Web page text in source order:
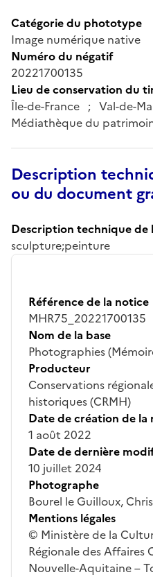
Catégorie du phototype
Image numérique native
Numéro du négatif
20221700135
Lieu de conservation du
Île-de-France ; Val-de-
Médiathèque du
Description
ou du document
Description technique de
sculpture;peinture
Référence de la notice
MHR75_20221700135
Nom de la base
Photographies
Producteur
Conservations
historiques (CRMH)
Date de création de la
1 août 2022
Date de dernière
10 juillet 2024
Photographe
Bourel le Guilloux,
Mentions légales
© Ministère de la
Régionale des Affaires
Nouvelle-Aquitaine –